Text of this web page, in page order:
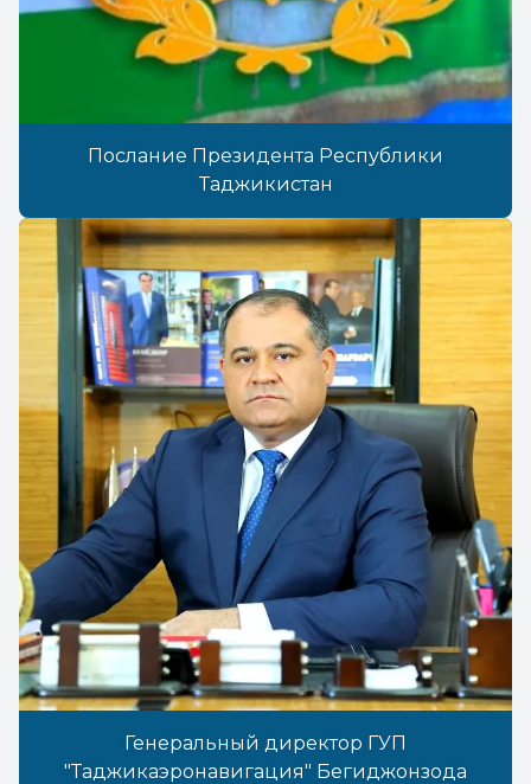
Послание Президента Республики
Таджикистан
Генеральный директор ГУП
"Таджикаэронавигация" Бегиджонзода